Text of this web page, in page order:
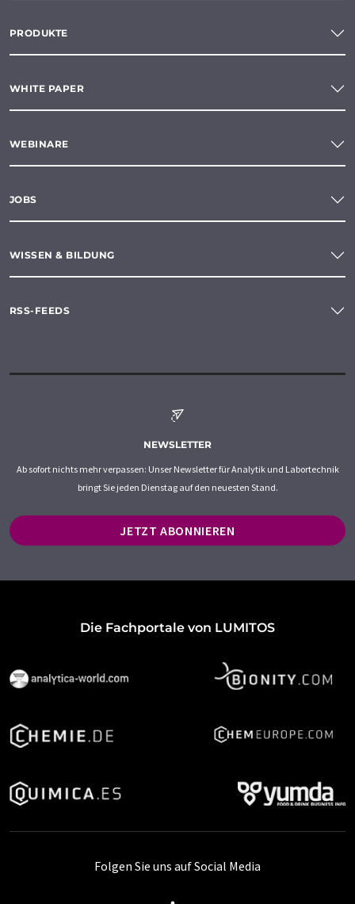
PRODUKTE
WHITE PAPER
WEBINARE
JOBS
WISSEN & BILDUNG
RSS-FEEDS
NEWSLETTER
Ab sofort nichts mehr verpassen: Unser Newsletter für Analytik und Labortechnik
bringt Sie jeden Dienstag auf den neuesten Stand.
JETZT ABONNIEREN
Die Fachportale von LUMITOS
Folgen Sie uns auf Social Media